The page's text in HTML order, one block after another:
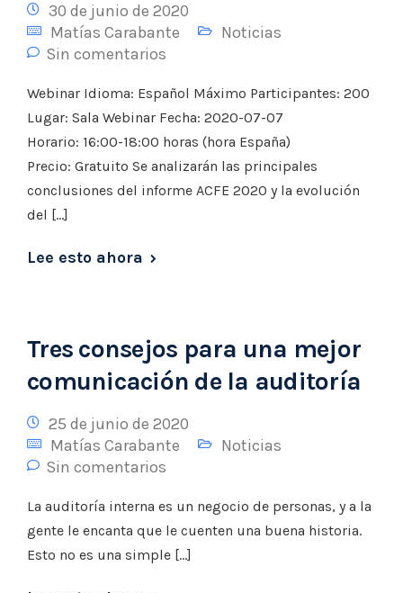
30 de junio de 2020
Matías Carabante
Noticias
Sin comentarios
Webinar Idioma: Español Máximo Participantes: 200
Lugar: Sala Webinar Fecha: 2020-07-07
Horario: 16:00-18:00 horas (hora España)
Precio: Gratuito Se analizarán las principales
conclusiones del informe ACFE 2020 y la evolución
del […]
Lee esto ahora
Tres consejos para una mejor
comunicación de la auditoría
25 de junio de 2020
Matías Carabante
Noticias
Sin comentarios
La auditoría interna es un negocio de personas, y a la
gente le encanta que le cuenten una buena historia.
Esto no es una simple […]